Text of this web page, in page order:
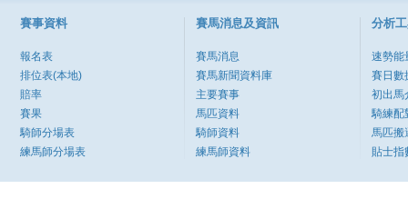
賽事資料
報名表
排位表(本地)
賠率
賽果
騎師分場表
練馬師分場表
賽馬消息及資訊
賽馬消息
賽馬新聞資料庫
主要賽事
馬匹資料
騎師資料
練馬師資料
分析
速勢能
賽日數
初出馬
騎練配
馬匹搬
貼士指